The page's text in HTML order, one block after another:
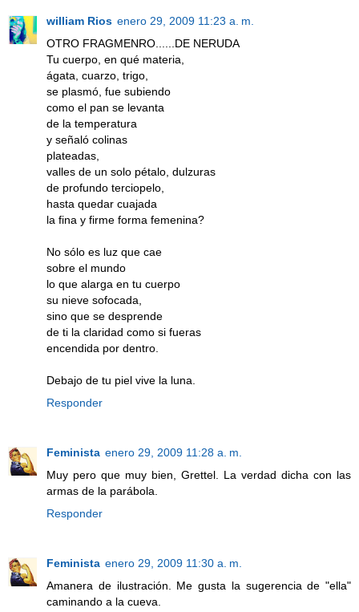
william Rios enero 29, 2009 11:23 a. m.
OTRO FRAGMENRO......DE NERUDA
Tu cuerpo, en qué materia,
ágata, cuarzo, trigo,
se plasmó, fue subiendo
como el pan se levanta
de la temperatura
y señaló colinas
plateadas,
valles de un solo pétalo, dulzuras
de profundo terciopelo,
hasta quedar cuajada
la fina y firme forma femenina?
No sólo es luz que cae
sobre el mundo
lo que alarga en tu cuerpo
su nieve sofocada,
sino que se desprende
de ti la claridad como si fueras
encendida por dentro.
Debajo de tu piel vive la luna.
Responder
Feminista enero 29, 2009 11:28 a. m.
Muy pero que muy bien, Grettel. La verdad dicha con las
armas de la parábola.
Responder
Feminista enero 29, 2009 11:30 a. m.
Amanera de ilustración. Me gusta la sugerencia de "ella"
caminando a la cueva.